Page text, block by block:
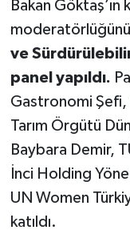
Bakan Göktaş’ın
moderatörlüğünü
ve Sürdürülebilir
panel yapıldı.
Gastronomi Şefi,
Tarım Örgütü
Baybara Demir,
İnci Holding
UN Women
katıldı.